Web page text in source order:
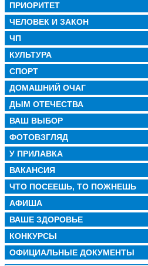
ПРИОРИТЕТ
ЧЕЛОВЕК И ЗАКОН
ЧП
КУЛЬТУРА
СПОРТ
ДОМАШНИЙ ОЧАГ
ДЫМ ОТЕЧЕСТВА
ВАШ ВЫБОР
ФОТОВЗГЛЯД
У ПРИЛАВКА
ВАКАНСИЯ
ЧТО ПОСЕЕШЬ, ТО ПОЖНЕШЬ
АФИША
ВАШЕ ЗДОРОВЬЕ
КОНКУРСЫ
ОФИЦИАЛЬНЫЕ ДОКУМЕНТЫ